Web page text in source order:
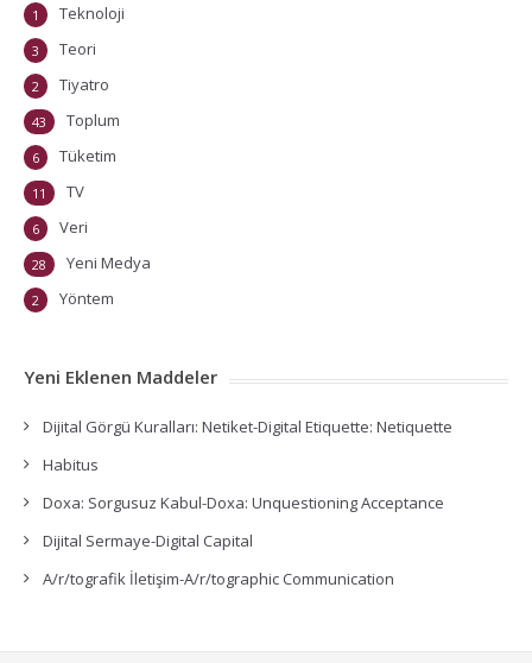
Teknoloji
1
Teori
3
Tiyatro
2
Toplum
43
Tüketim
6
TV
11
Veri
6
Yeni Medya
28
Yöntem
2
Yeni Eklenen Maddeler
Dijital Görgü Kuralları: Netiket-Digital Etiquette: Netiquette
Habitus
Doxa: Sorgusuz Kabul-Doxa: Unquestioning Acceptance
Dijital Sermaye-Digital Capital
A/r/tografik İletişim-A/r/tographic Communication